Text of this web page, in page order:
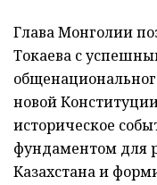
Глава Монголии
Токаева с
новой
историческое
фундаментом для
Казахстана и